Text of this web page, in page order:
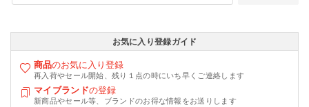
お気に入り登録ガイド
商品のお気に入り登録
再入荷やセール開始、残り１点の時にいち早くご連絡します
マイブランドの登録
新商品やセール等、ブランドのお得な情報をお送りします